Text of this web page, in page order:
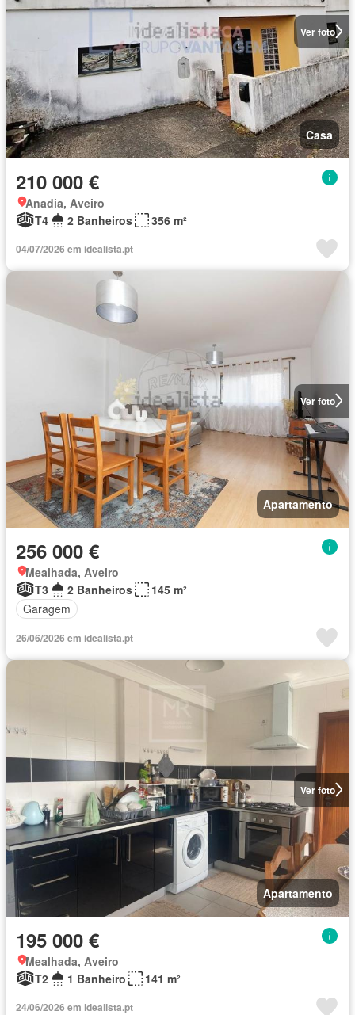
Ver foto
Casa
210 000 €
Anadia, Aveiro
T4
2 Banheiros 356 m²
04/07/2026 em idealista.pt
Ver foto
Apartamento
256 000 €
Mealhada, Aveiro
T3
2 Banheiros
145 m²
Garagem
26/06/2026 em idealista.pt
Ver foto
Apartamento
195 000 €
Mealhada, Aveiro
T2
1 Banheiro 141 m²
24/06/2026 em idealista.pt